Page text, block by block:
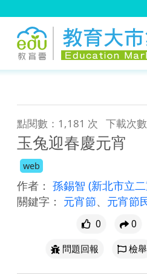
點閱數：1,181 次 下載次
玉兔迎春慶元宵
web
作者： 孫錫智 (新北市立
關鍵字： 元宵節、 元宵節
0 0
問題回報
檢舉